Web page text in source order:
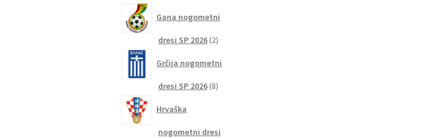
Gana nogometni
dresi SP 2026 22
Grčija nogometni
dresi SP 2026 88
Hrvaška
nogometni dresi